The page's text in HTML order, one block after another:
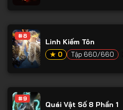
Tập 80
Tập 82
Tập 83
#8
Linh Kiếm Tôn
★ 0 Tập 660/660
#9
Quái Vật Số 8 Phần 1